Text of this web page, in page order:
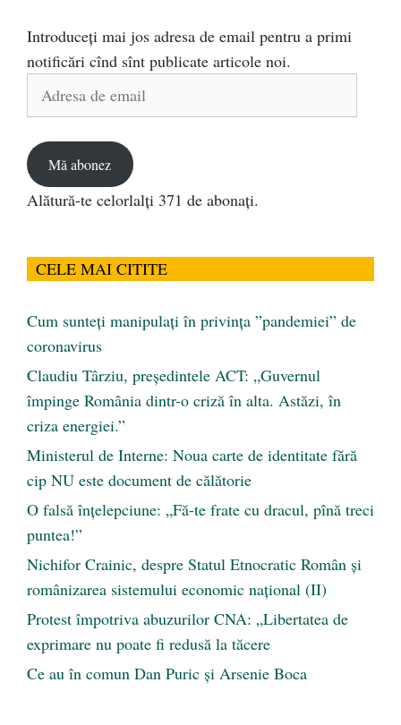
Introduceți mai jos adresa de email pentru a primi
notificări cînd sînt publicate articole noi.
Adresa
Mă abonez
Alătură-te celorlalți 371 de abonați.
CELE MAI CITITE
Cum sunteți manipulați în privința ”pandemiei” de
coronavirus
Claudiu Târziu, președintele ACT: „Guvernul
împinge România dintr-o criză în alta. Astăzi, în
criza energiei.”
Ministerul de Interne: Noua carte de identitate fără
cip NU este document de călătorie
O falsă înțelepciune: „Fă-te frate cu dracul, pînă treci
puntea!”
Nichifor Crainic, despre Statul Etnocratic Român şi
românizarea sistemului economic naţional (II)
Protest împotriva abuzurilor CNA: „Libertatea de
exprimare nu poate fi redusă la tăcere
Ce au în comun Dan Puric şi Arsenie Boca